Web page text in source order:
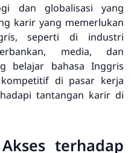
dan globalisasi yang
karir yang memerlukan
seperti di industri
media, dan
belajar bahasa Inggris
di pasar kerja
tantangan karir di
terhadap